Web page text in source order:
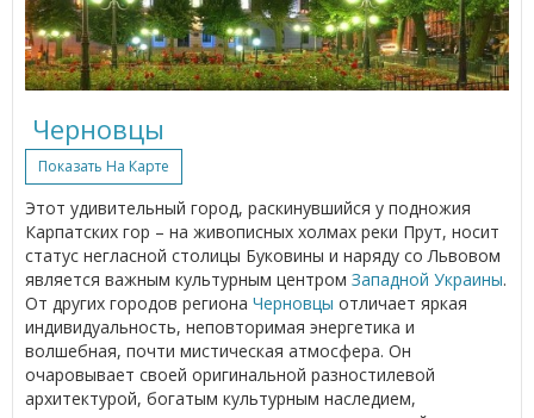
Черновцы
Показать На Карте
Этот удивительный город, раскинувшийся у подножия
Карпатских гор – на живописных холмах реки Прут, носит
статус негласной столицы Буковины и наряду со Львовом
является важным культурным центром Западной Украины.
От других городов региона Черновцы отличает яркая
индивидуальность, неповторимая энергетика и
волшебная, почти мистическая атмосфера. Он
очаровывает своей оригинальной разностилевой
архитектурой, богатым культурным наследием,